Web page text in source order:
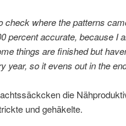
check where the patterns
percent accurate, because I
things are finished but
year, so it evens out in the
die
und gehäkelte.